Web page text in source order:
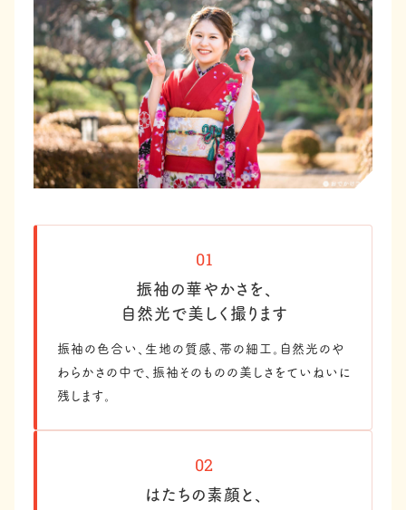
01
振袖の華やかさを、
自然光で美しく撮ります
振袖の色合い、生地の質感、帯の細工。自然光のや
わらかさの中で、振袖そのものの美しさをていねいに
残します。
02
はたちの素顔と、